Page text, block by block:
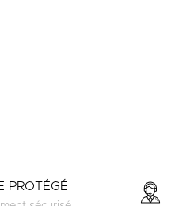
PROTÉGÉ